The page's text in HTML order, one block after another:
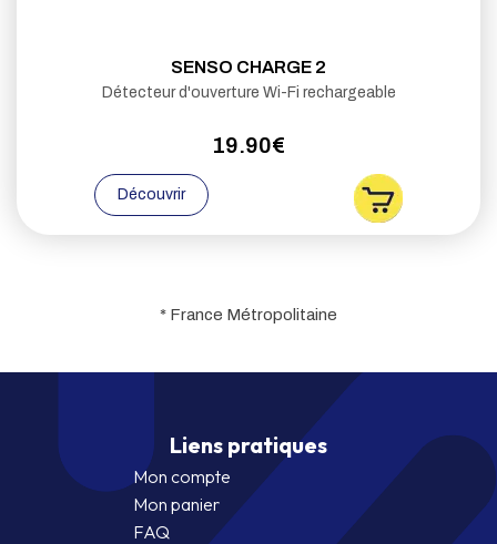
SENSO CHARGE 2
Détecteur d'ouverture Wi-Fi rechargeable
19.90€
Découvrir
* France Métropolitaine
Liens pratiques
Mon compte
Mon panier
FAQ